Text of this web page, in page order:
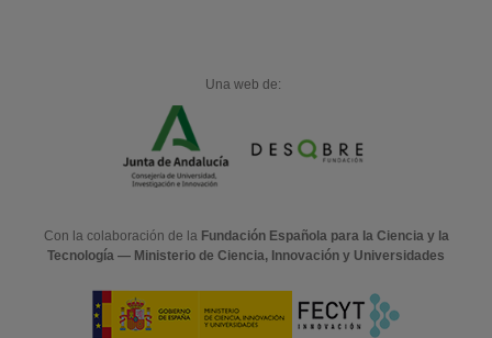
Una web de:
Con la colaboración de la Fundación Española para la Ciencia y la
Tecnología — Ministerio de Ciencia, Innovación y Universidades